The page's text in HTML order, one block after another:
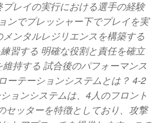
レイの実行における選手の経験
ンでプレッシャー下でプレイを実
ンタルレジリエンスを構築する
習する 明確な役割と責任を確立
持する 試合後のパフォーマンス
ーテーションシステムとは？ 4-2
ョンシステムは、4人のフロント
セッターを特徴としており、攻撃